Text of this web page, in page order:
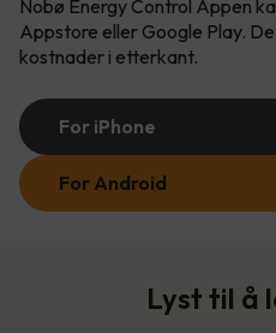
Nobø Energy Control Appen
Appstore eller Google Play.
kostnader i etterkant.
For iPhone
For Android
Lyst til å